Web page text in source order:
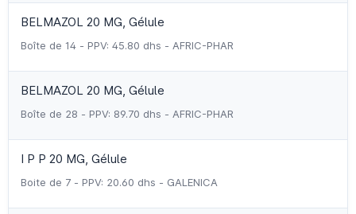
BELMAZOL 20 MG, Gélule
Boîte de 14 - PPV: 45.80 dhs - AFRIC-PHAR
BELMAZOL 20 MG, Gélule
Boîte de 28 - PPV: 89.70 dhs - AFRIC-PHAR
I P P 20 MG, Gélule
Boite de 7 - PPV: 20.60 dhs - GALENICA